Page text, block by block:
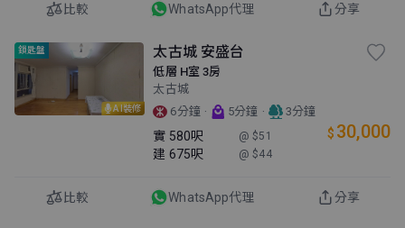
比較 WhatsApp代理 分享
AI裝修
鎖匙盤 太古城 安盛台
低層 H室 3房
太古城
6分鐘 · 5分鐘 · 3分鐘
實 580呎 @ $51
建 675呎 @ $44
$ 30,000
比較 WhatsApp代理 分享